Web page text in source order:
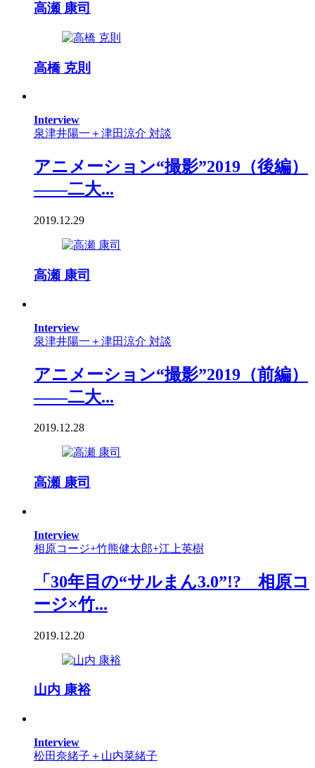
高瀬 康司
高橋 克則
Interview
泉津井陽一＋津田涼介 対談
アニメーション“撮影”2019（後編）
――二大...
2019.12.29
高瀬 康司
Interview
泉津井陽一＋津田涼介 対談
アニメーション“撮影”2019（前編）
――二大...
2019.12.28
高瀬 康司
Interview
相原コージ+竹熊健太郎+江上英樹
「30年目の“サルまん3.0”!? 相原コ
ージ×竹...
2019.12.20
山内 康裕
Interview
松田奈緒子＋山内菜緒子